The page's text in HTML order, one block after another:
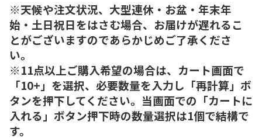
※天候や注文状況、大型連休・お盆・年末年
始・土日祝日をはさむ場合、お届けが遅れるこ
とがございますのであらかじめご了承くださ
い。
※11点以上ご購入希望の場合は、カート画面で
「10+」を選択、必要数量を入力し「再計算」ボ
タンを押下してください。当画面での「カートに
入れる」ボタン押下時の数量選択は1個で結構で
す。